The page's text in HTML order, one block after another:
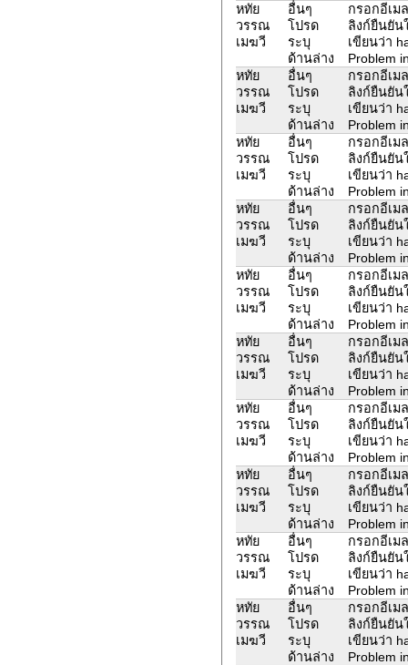
หทัย
วรรณ
เมฆวี
อื่นๆ
โปรด
ระบุ
ด้านล่าง
กรอกอีเม
ลิงก์ยืนยัน
เขียนว่า
Problem
หทัย
วรรณ
เมฆวี
อื่นๆ
โปรด
ระบุ
ด้านล่าง
กรอกอีเม
ลิงก์ยืนยัน
เขียนว่า
Problem
หทัย
วรรณ
เมฆวี
อื่นๆ
โปรด
ระบุ
ด้านล่าง
กรอกอีเม
ลิงก์ยืนยัน
เขียนว่า
Problem
หทัย
วรรณ
เมฆวี
อื่นๆ
โปรด
ระบุ
ด้านล่าง
กรอกอีเม
ลิงก์ยืนยัน
เขียนว่า
Problem
หทัย
วรรณ
เมฆวี
อื่นๆ
โปรด
ระบุ
ด้านล่าง
กรอกอีเม
ลิงก์ยืนยัน
เขียนว่า
Problem
หทัย
วรรณ
เมฆวี
อื่นๆ
โปรด
ระบุ
ด้านล่าง
กรอกอีเม
ลิงก์ยืนยัน
เขียนว่า
Problem
หทัย
วรรณ
เมฆวี
อื่นๆ
โปรด
ระบุ
ด้านล่าง
กรอกอีเม
ลิงก์ยืนยัน
เขียนว่า
Problem
หทัย
วรรณ
เมฆวี
อื่นๆ
โปรด
ระบุ
ด้านล่าง
กรอกอีเม
ลิงก์ยืนยัน
เขียนว่า
Problem
หทัย
วรรณ
เมฆวี
อื่นๆ
โปรด
ระบุ
ด้านล่าง
กรอกอีเม
ลิงก์ยืนยัน
เขียนว่า
Problem
หทัย
วรรณ
เมฆวี
อื่นๆ
โปรด
ระบุ
ด้านล่าง
กรอกอีเม
ลิงก์ยืนยัน
เขียนว่า
Problem